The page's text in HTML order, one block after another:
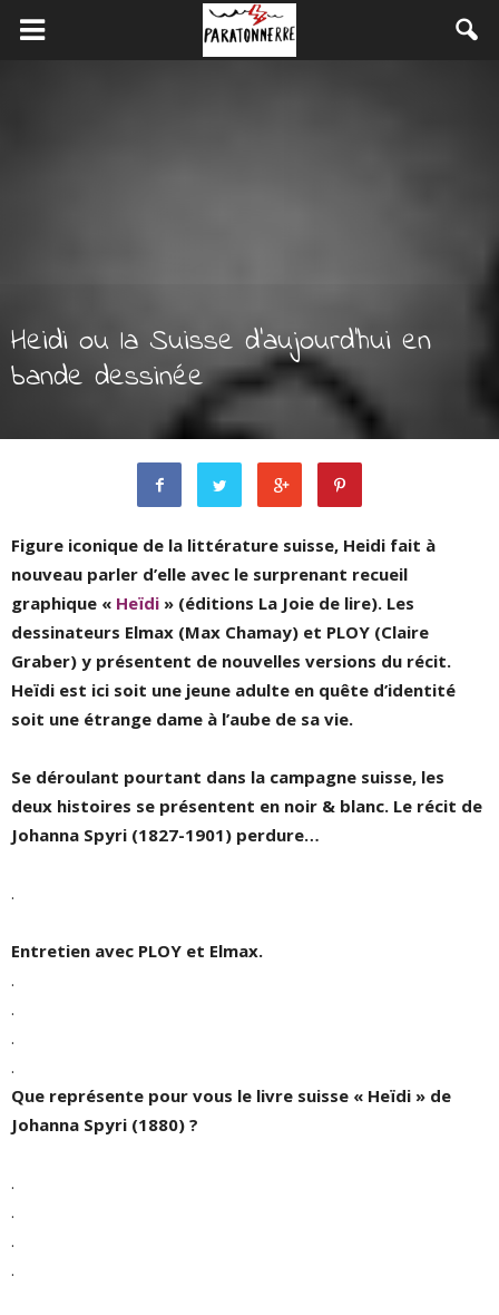
Heidi ou la Suisse d’aujourd’hui en
bande dessinée
Figure iconique de la littérature suisse, Heidi fait à
nouveau parler d’elle avec le surprenant recueil
graphique « Heïdi » (éditions La Joie de lire). Les
dessinateurs Elmax (Max Chamay) et PLOY (Claire
Graber) y présentent de nouvelles versions du récit.
Heïdi est ici soit une jeune adulte en quête d’identité
soit une étrange dame à l’aube de sa vie.
Se déroulant pourtant dans la campagne suisse, les
deux histoires se présentent en noir & blanc. Le récit de
Johanna Spyri (1827-1901) perdure…
.
Entretien avec PLOY et Elmax.
.
.
.
.
Que représente pour vous le livre suisse « Heïdi » de
Johanna Spyri (1880) ?
.
.
.
.